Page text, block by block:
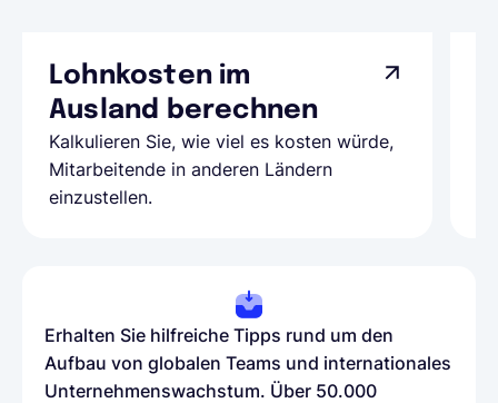
Lohnkosten im
Ausland berechnen
Kalkulieren Sie, wie viel es kosten würde,
Mitarbeitende in anderen Ländern
einzustellen.
Erhalten Sie hilfreiche Tipps rund um den
Aufbau von globalen Teams und internationales
Unternehmenswachstum. Über 50.000